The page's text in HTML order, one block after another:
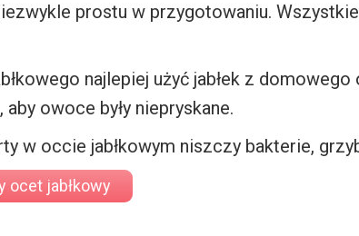
prostu w przygotowaniu.
najlepiej użyć jabłek z
owoce były niepryskane.
w occie jabłkowym niszczy bakterie,
ocet jabłkowy